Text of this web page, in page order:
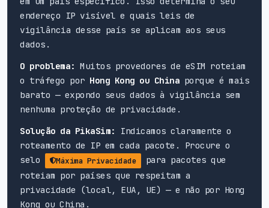
endereço IP visível e quais leis de
vigilância desse país se aplicam aos seus
dados.
O problema: Muitos provedores de eSIM roteiam
o tráfego por Hong Kong ou China porque é mais
barato — expondo seus dados à vigilância sem
nenhuma proteção de privacidade.
Solução da PikaSim:
Indicamos claramente o
roteamento de IP em cada pacote. Procure o
selo
Máxima Privacidade
para pacotes que
roteiam por países que respeitam a
privacidade (local, EUA, UE) — e não por Hong
Kong ou China.